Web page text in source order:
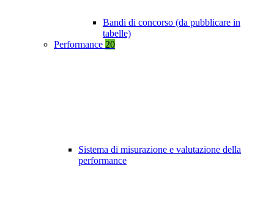
Bandi di concorso (da pubblicare in
tabelle)
Performance 20
Sistema di misurazione e valutazione della
performance